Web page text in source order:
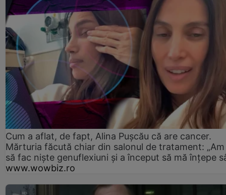
Cum a aflat, de fapt, Alina Pușcău că are cancer.
Mărturia făcută chiar din salonul de tratament:
să fac niște genuflexiuni și a început să mă înțepe
www.wowbiz.ro